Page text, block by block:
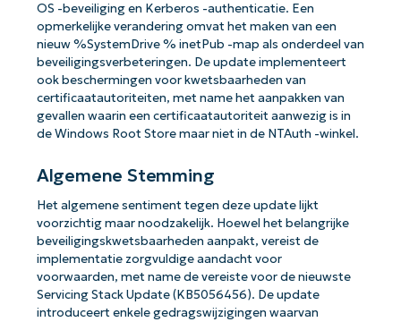
OS -beveiliging en Kerberos -authenticatie. Een
opmerkelijke verandering omvat het maken van een
nieuw %SystemDrive % inetPub -map als onderdeel van
beveiligingsverbeteringen. De update implementeert
ook beschermingen voor kwetsbaarheden van
certificaatautoriteiten, met name het aanpakken van
gevallen waarin een certificaatautoriteit aanwezig is in
de Windows Root Store maar niet in de NTAuth -winkel.
Algemene Stemming
Het algemene sentiment tegen deze update lijkt
voorzichtig maar noodzakelijk. Hoewel het belangrijke
beveiligingskwetsbaarheden aanpakt, vereist de
implementatie zorgvuldige aandacht voor
voorwaarden, met name de vereiste voor de nieuwste
Servicing Stack Update (KB5056456). De update
introduceert enkele gedragswijzigingen waarvan